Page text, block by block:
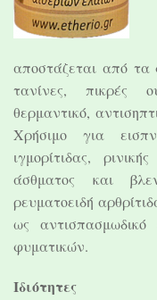
αποστάζεται από τα
τανίνες, πικρές
θερμαντικό,
Χρήσιμο για
ιγμορίτιδας,
άσθματος και
ρευματοειδή
ως
φυματικών.
Ιδιότητες